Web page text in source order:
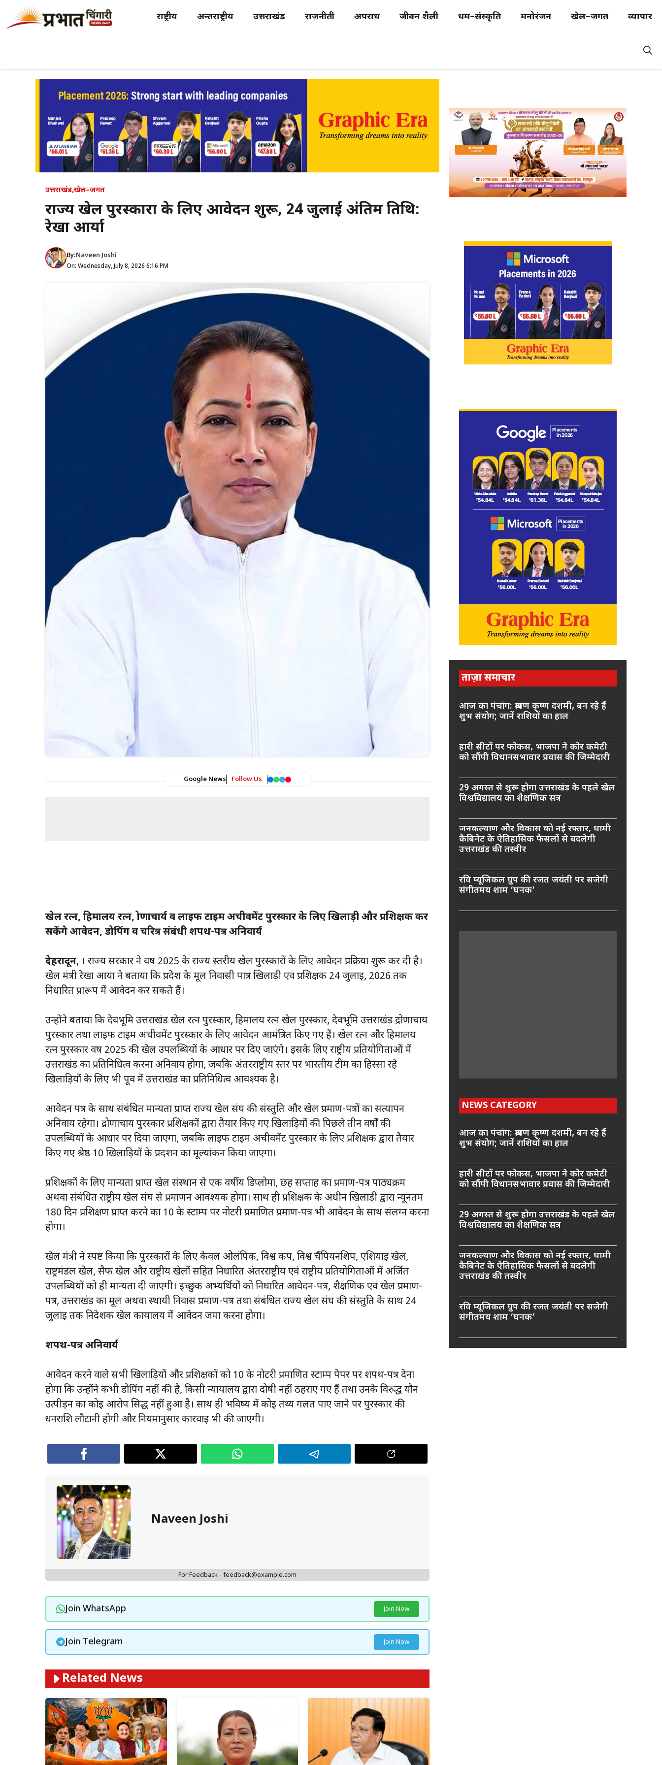
राष्ट्रीय अन्तर्राष्ट्रीय उत्तराखंड राजनीती अपराध जीवन शैली धर्म–संस्कृति मनोरंजन खेल–जगत व्यापार
उत्तराखंड,खेल–जगत
राज्य खेल पुरस्कारों के लिए आवेदन शुरू, 24 जुलाई अंतिम तिथि:
रेखा आर्या
By:Naveen Joshi
On: Wednesday, July 8, 2026 6:16 PM
Google News Follow Us
खेल रत्न, हिमालय रत्न, द्रोणाचार्य व लाइफ टाइम अचीवमेंट पुरस्कार के लिए खिलाड़ी और प्रशिक्षक कर
सकेंगे आवेदन, डोपिंग व चरित्र संबंधी शपथ-पत्र अनिवार्य
देहरादून, । राज्य सरकार ने वर्ष 2025 के राज्य स्तरीय खेल पुरस्कारों के लिए आवेदन प्रक्रिया शुरू कर दी है।
खेल मंत्री रेखा आर्या ने बताया कि प्रदेश के मूल निवासी पात्र खिलाड़ी एवं प्रशिक्षक 24 जुलाई, 2026 तक
निर्धारित प्रारूप में आवेदन कर सकते हैं।
उन्होंने बताया कि देवभूमि उत्तराखंड खेल रत्न पुरस्कार, हिमालय रत्न खेल पुरस्कार, देवभूमि उत्तराखंड द्रोणाचार्य
पुरस्कार तथा लाइफ टाइम अचीवमेंट पुरस्कार के लिए आवेदन आमंत्रित किए गए हैं। खेल रत्न और हिमालय
रत्न पुरस्कार वर्ष 2025 की खेल उपलब्धियों के आधार पर दिए जाएंगे। इसके लिए राष्ट्रीय प्रतियोगिताओं में
उत्तराखंड का प्रतिनिधित्व करना अनिवार्य होगा, जबकि अंतरराष्ट्रीय स्तर पर भारतीय टीम का हिस्सा रहे
खिलाड़ियों के लिए भी पूर्व में उत्तराखंड का प्रतिनिधित्व आवश्यक है।
आवेदन पत्र के साथ संबंधित मान्यता प्राप्त राज्य खेल संघ की संस्तुति और खेल प्रमाण-पत्रों का सत्यापन
अनिवार्य रहेगा। द्रोणाचार्य पुरस्कार प्रशिक्षकों द्वारा तैयार किए गए खिलाड़ियों की पिछले तीन वर्षों की
उपलब्धियों के आधार पर दिया जाएगा, जबकि लाइफ टाइम अचीवमेंट पुरस्कार के लिए प्रशिक्षक द्वारा तैयार
किए गए श्रेष्ठ 10 खिलाड़ियों के प्रदर्शन का मूल्यांकन किया जाएगा।
प्रशिक्षकों के लिए मान्यता प्राप्त खेल संस्थान से एक वर्षीय डिप्लोमा, छह सप्ताह का प्रमाण-पत्र पाठ्यक्रम
अथवा संबंधित राष्ट्रीय खेल संघ से प्रमाणन आवश्यक होगा। साथ ही प्रशिक्षक के अधीन खिलाड़ी द्वारा न्यूनतम
180 दिन प्रशिक्षण प्राप्त करने का ₹10 के स्टाम्प पर नोटरी प्रमाणित प्रमाण-पत्र भी आवेदन के साथ संलग्न करना
होगा।
खेल मंत्री ने स्पष्ट किया कि पुरस्कारों के लिए केवल ओलंपिक, विश्व कप, विश्व चैंपियनशिप, एशियाई खेल,
राष्ट्रमंडल खेल, सैफ खेल और राष्ट्रीय खेलों सहित निर्धारित अंतरराष्ट्रीय एवं राष्ट्रीय प्रतियोगिताओं में अर्जित
उपलब्धियों को ही मान्यता दी जाएगी। इच्छुक अभ्यर्थियों को निर्धारित आवेदन-पत्र, शैक्षणिक एवं खेल प्रमाण-
पत्र, उत्तराखंड का मूल अथवा स्थायी निवास प्रमाण-पत्र तथा संबंधित राज्य खेल संघ की संस्तुति के साथ 24
जुलाई तक निदेशक खेल कार्यालय में आवेदन जमा करना होगा।
शपथ-पत्र अनिवार्य
आवेदन करने वाले सभी खिलाड़ियों और प्रशिक्षकों को ₹10 के नोटरी प्रमाणित स्टाम्प पेपर पर शपथ-पत्र देना
होगा कि उन्होंने कभी डोपिंग नहीं की है, किसी न्यायालय द्वारा दोषी नहीं ठहराए गए हैं तथा उनके विरुद्ध यौन
उत्पीड़न का कोई आरोप सिद्ध नहीं हुआ है। साथ ही भविष्य में कोई तथ्य गलत पाए जाने पर पुरस्कार की
धनराशि लौटानी होगी और नियमानुसार कार्रवाई भी की जाएगी।
Naveen Joshi
For Feedback - feedback@example.com
Join WhatsApp Join Now
Join Telegram Join Now
Related News
ताज़ा समाचार
आज का पंचांग: श्रावण कृष्ण दशमी, बन रहे हैं
शुभ संयोग; जानें राशियों का हाल
हारी सीटों पर फोकस, भाजपा ने कोर कमेटी
को सौंपी विधानसभावार प्रवास की जिम्मेदारी
29 अगस्त से शुरू होगा उत्तराखंड के पहले खेल
विश्वविद्यालय का शैक्षणिक सत्र
जनकल्याण और विकास को नई रफ्तार, धामी
कैबिनेट के ऐतिहासिक फैसलों से बदलेगी
उत्तराखंड की तस्वीर
रवि म्यूजिकल ग्रुप की रजत जयंती पर सजेगी
संगीतमय शाम ‘घनक’
NEWS CATEGORY
आज का पंचांग: श्रावण कृष्ण दशमी, बन रहे हैं
शुभ संयोग; जानें राशियों का हाल
हारी सीटों पर फोकस, भाजपा ने कोर कमेटी
को सौंपी विधानसभावार प्रवास की जिम्मेदारी
29 अगस्त से शुरू होगा उत्तराखंड के पहले खेल
विश्वविद्यालय का शैक्षणिक सत्र
जनकल्याण और विकास को नई रफ्तार, धामी
कैबिनेट के ऐतिहासिक फैसलों से बदलेगी
उत्तराखंड की तस्वीर
रवि म्यूजिकल ग्रुप की रजत जयंती पर सजेगी
संगीतमय शाम ‘घनक’